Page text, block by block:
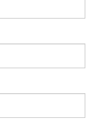
Danmarks
JOB OG